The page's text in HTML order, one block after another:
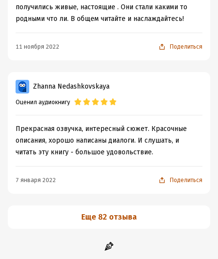
получились живые, настоящие . Они стали какими то
родными что ли. В общем читайте и наслаждайтесь!
11 ноября 2022 Поделиться
Zhanna Nedashkovskaya
Оценил аудиокнигу
Прекрасная озвучка, интересный сюжет. Красочные
описания, хорошо написаны диалоги. И слушать, и
читать эту книгу - большое удовольствие.
7 января 2022 Поделиться
Еще 82 отзыва